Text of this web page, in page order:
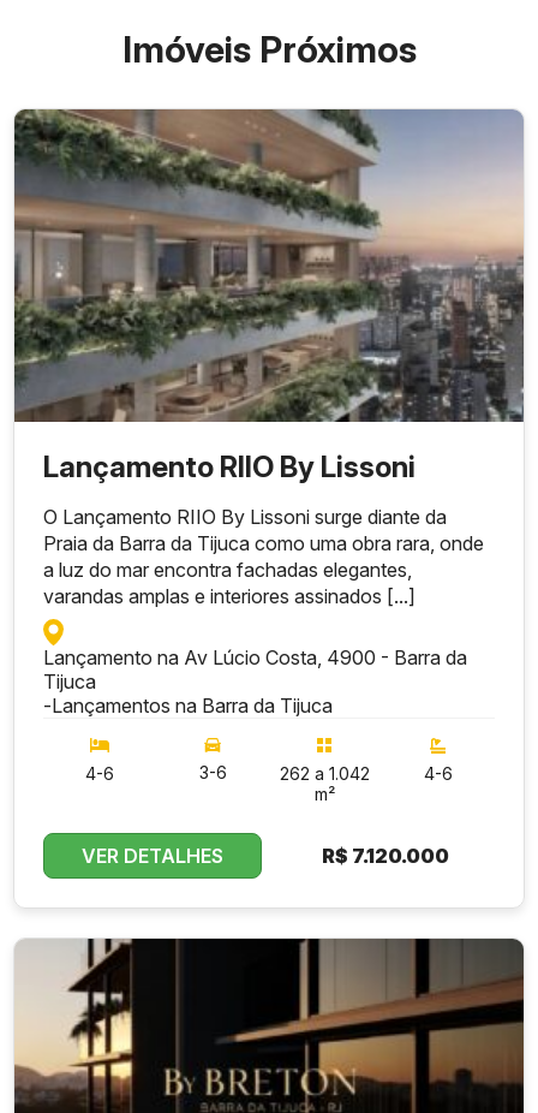
Imóveis Próximos
Lançamento RIIO By Lissoni
O Lançamento RIIO By Lissoni surge diante da
Praia da Barra da Tijuca como uma obra rara, onde
a luz do mar encontra fachadas elegantes,
varandas amplas e interiores assinados [...]
Lançamento na Av Lúcio Costa, 4900 - Barra da
Tijuca
-Lançamentos na Barra da Tijuca
4-6 3-6
262 a 1.042
m²
4-6
VER DETALHES R$ 7.120.000